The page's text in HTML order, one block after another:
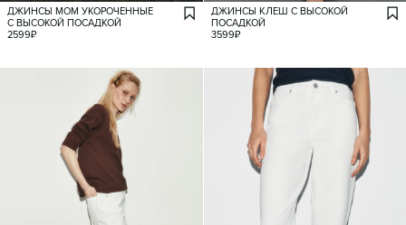
ДЖИНСЫ МОМ УКОРОЧЕННЫЕ
С ВЫСОКОЙ ПОСАДКОЙ
2599₽
ДЖИНСЫ КЛЕШ С ВЫСОКОЙ
ПОСАДКОЙ
3599₽